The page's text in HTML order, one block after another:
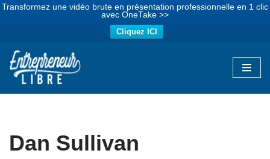
Transformez une vidéo brute en présentation professionnelle en 1 clic
avec OneTake >>
Cliquez ICI
Aller
Dan Sullivan